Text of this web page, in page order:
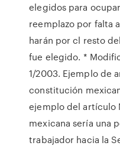
elegidos para
reemplazo por falta
harán por cl resto
fue elegido. *
1/2003. Ejemplo de
constitución
ejemplo del artículo
mexicana sería una
trabajador hacia la